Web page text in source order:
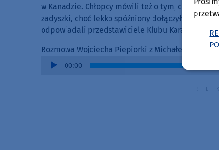
w Kanadzie. Chłopcy mówili też o tym, co
zadyszki, choć lekko spóźniony dołączył do
odpowiadali przedstawiciele Klubu Karate Bytów.
Rozmowa Wojciecha Piepiorki z Michałem i
Audio
00:00